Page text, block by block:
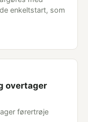
enkeltstart, som
overtager
førertrøje